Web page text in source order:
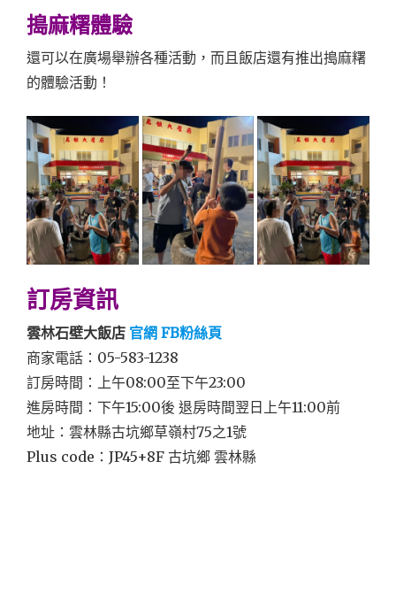
搗麻糬體驗
還可以在廣場舉辦各種活動，而且飯店還有推出搗麻糬
的體驗活動！
訂房資訊
雲林石壁大飯店 官網 FB粉絲頁
商家電話：05-583-1238
訂房時間：上午08:00至下午23:00
進房時間：下午15:00後 退房時間翌日上午11:00前
地址：雲林縣古坑鄉草嶺村75之1號
Plus code：JP45+8F 古坑鄉 雲林縣